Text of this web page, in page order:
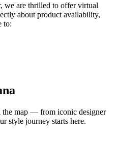
we are thrilled to offer virtual
about product availability,
to:
map — from iconic designer
style journey starts here.